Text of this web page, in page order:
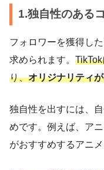
1.独自性のある
フォロワーを獲得し
求められます。
り、オリジナリティ
独自性を出すには、
めです。例えば、ア
がおすすめするアニ